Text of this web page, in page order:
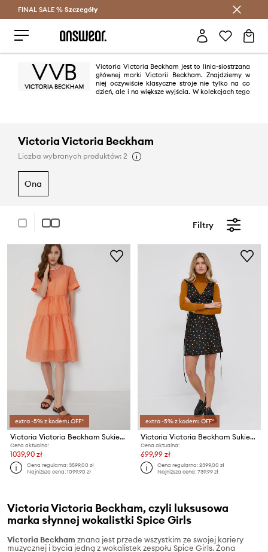
Oszczędzaj z Answear Club >
FINAL SALE % Szczegóły
Victoria Victoria Beckham jest to linia-siostrzana
głównej marki Victorii Beckham. Znajdziemy w
niej oczywiście klasyczne stroje nie tylko na co
dzień, ale i na większe wyjścia. W kolekcjach tego
Victoria Victoria Beckham
Liczba wybranych produktów: 2
ona
Filtry
extra -5% z kodem: OFF*
Victoria Victoria Beckham Sukienka
Cena aktualna:
1039,90 zł
Cena regularna:3599,00 zł
Najniższa cena:1099,90 zł
extra -5% z kodem: OFF*
Victoria Victoria Beckham Sukienka
Cena aktualna:
699,99 zł
Cena regularna:2399,00 zł
Najniższa cena:739,99 zł
Victoria Victoria Beckham, czyli luksusowa
marka słynnej wokalistki Spice Girls
Victoria Beckham znana jest przede wszystkim ze swojej kariery
muzycznej i bycia jedną z wokalistek zespołu Spice Girls. Żona